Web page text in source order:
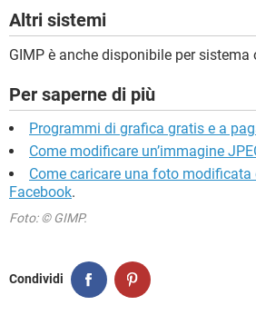
Altri sistemi
GIMP è anche disponibile per sistema
Per saperne di più
Programmi di grafica gratis e a
Come modificare un’immagine
Come caricare una foto modificata
Facebook.
Foto: © GIMP.
Condividi